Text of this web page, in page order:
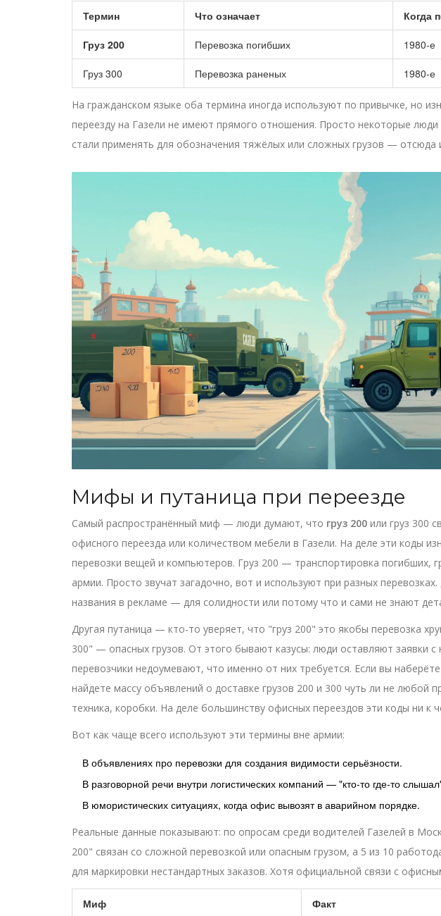
Термин Что означает Когда
Груз 200 Перевозка погибших 1980-е
Груз 300 Перевозка раненых 1980-е
На гражданском языке оба термина иногда используют по привычке, но
переезду на Газели не имеют прямого отношения. Просто некоторые люди
стали применять для обозначения тяжёлых или сложных грузов — отсюда
Мифы и путаница при переезде
Самый распространённый миф — люди думают, что груз 200 или груз 300
офисного переезда или количеством мебели в Газели. На деле эти коды
перевозки вещей и компьютеров. Груз 200 — транспортировка погибших,
армии. Просто звучат загадочно, вот и используют при разных
названия в рекламе — для солидности или потому что и сами не знают
Другая путаница — кто-то уверяет, что "груз 200" это якобы перевозка
300" — опасных грузов. От этого бывают казусы: люди оставляют заявки
перевозчики недоумевают, что именно от них требуется. Если вы
найдете массу объявлений о доставке грузов 200 и 300 чуть ли не
техника, коробки. На деле большинству офисных переездов эти коды ни к
Вот как чаще всего используют эти термины вне армии:
В объявлениях про перевозки для создания видимости серьёзности.
В разговорной речи внутри логистических компаний — "кто-то где-то
В юмористических ситуациях, когда офис вывозят в аварийном порядке.
Реальные данные показывают: по опросам среди водителей Газелей в
200" связан со сложной перевозкой или опасным грузом, а 5 из 10
для маркировки нестандартных заказов. Хотя официальной связи с
Миф Факт